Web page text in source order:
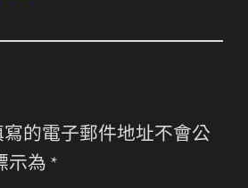
的電子郵件地址不會公
示為 *